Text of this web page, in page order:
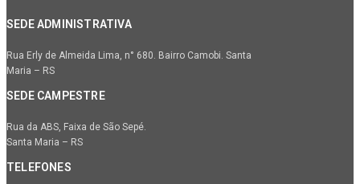
SEDE ADMINISTRATIVA
Rua Erly de Almeida Lima, n° 680. Bairro Camobi. Santa
Maria – RS
SEDE CAMPESTRE
Rua da ABS, Faixa de São Sepé.
Santa Maria – RS
TELEFONES